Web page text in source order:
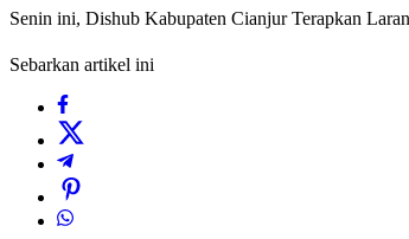
Senin ini, Dishub Kabupaten Cianjur Terapkan
Sebarkan artikel ini